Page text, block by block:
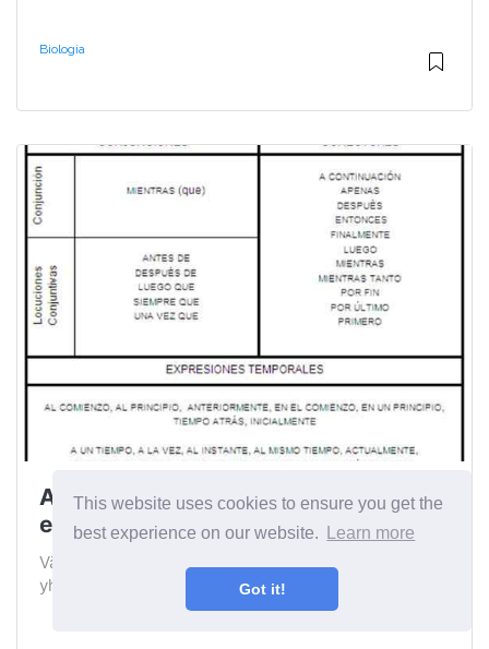
This website uses cookies to ensure you get the
best experience on our website.
Learn more
Got it!
Biologia
Ajalliset linkit määritelmä ja
esimerkit
Väliaikaiset linkit ovat liittimiä, jotka sallivat
yhdistää ala -lauseet, jotka antavat heille merki...